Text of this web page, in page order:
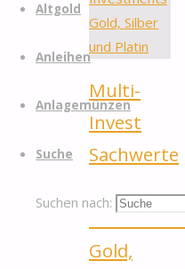
Altgold
Anleihen
Anlagemünzen
Suche
Suchen nach:
Multi-
Invest
Sachwerte
Investments
Gold,